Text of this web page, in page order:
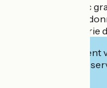
1 salle de bain avec
1 grande terrasse
château de la volerie
Cet
leur site pour